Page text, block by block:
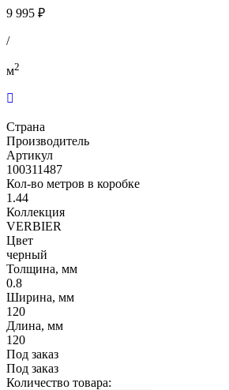
9 995 ₽
/
м2
Страна
Производитель
Артикул
100311487
Кол-во метров в коробке
1.44
Коллекция
VERBIER
Цвет
черный
Толщина, мм
0.8
Ширина, мм
120
Длина, мм
120
Под заказ
Под заказ
Количество товара: